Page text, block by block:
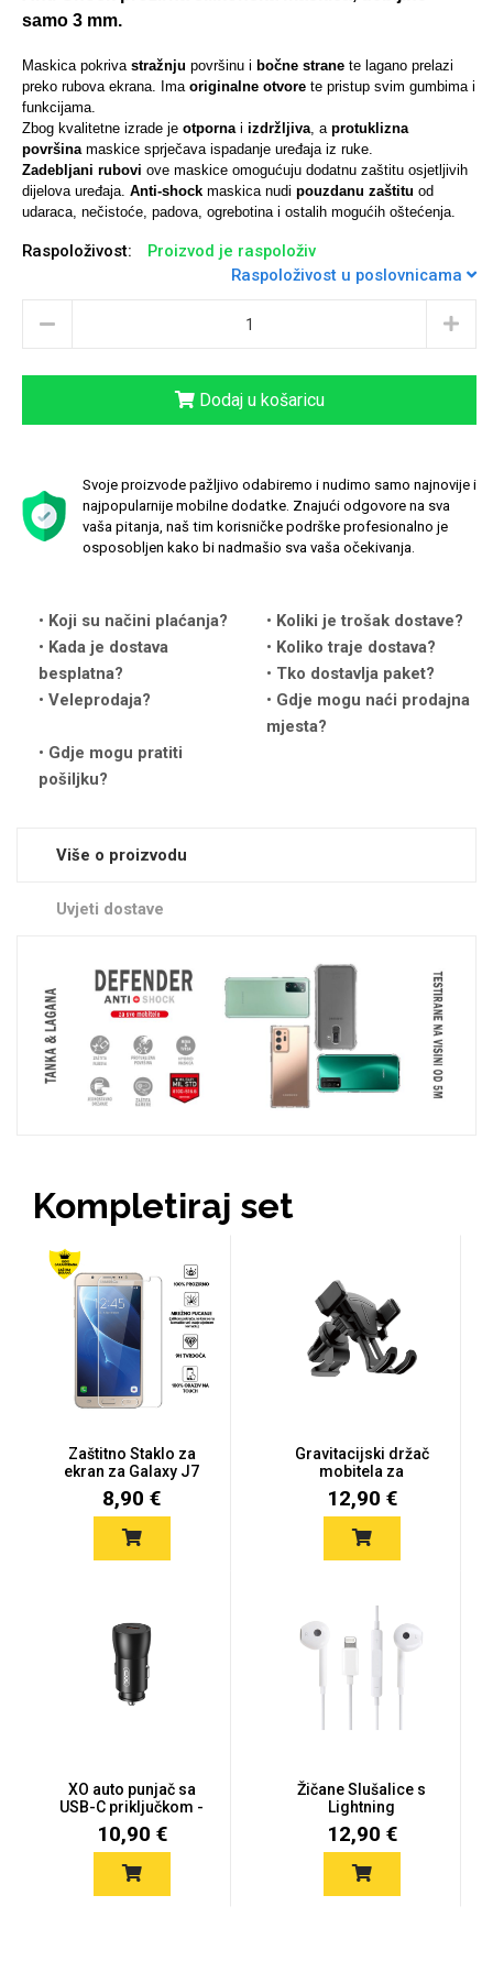
samo 3 mm.
Maskica pokriva stražnju površinu i bočne strane te lagano prelazi
preko rubova ekrana. Ima originalne otvore te pristup svim gumbima i
funkcijama.
Zbog kvalitetne izrade je otpornai izdržljiva, a protuklizna
površinamaskice sprječava ispadanje uređaja iz ruke.
Zadebljani rubovi ove maskice omogućuju dodatnu zaštitu osjetljivih
dijelova uređaja. Anti-shock maskica nudi pouzdanu zaštitu od
udaraca, nečistoće, padova, ogrebotina i ostalih mogućih oštećenja.
Raspoloživost:
Proizvod je raspoloživ
Raspoloživost u poslovnicama
Dodaj u košaricu
Svoje proizvode pažljivo odabiremo i nudimo samo najnovije i
najpopularnije mobilne dodatke. Znajući odgovore na sva
vaša pitanja, naš tim korisničke podrške profesionalno je
osposobljen kako bi nadmašio sva vaša očekivanja.
Koji su načini plaćanja?
Koliki je trošak dostave?
Kada je dostava
besplatna?
Koliko traje dostava?
Tko dostavlja paket?
Veleprodaja?
Gdje mogu naći prodajna
mjesta?
Gdje mogu pratiti
pošiljku?
Više o proizvodu
Uvjeti dostave
Kompletiraj set
Zaštitno Staklo za
ekran za Galaxy J7
(2016) (...
8,90 €
Gravitacijski držač
mobitela za
ventilaciju
12,90 €
XO auto punjač sa
USB-C priključkom -
25W - cr...
10,90 €
Žičane Slušalice s
Lightning
konektorom
12,90 €
Sleng Feel Good
Love motivi I Need Some Space
Zodiac Halloween
Monogrami Dječji motivi
Za njega
Svijet životinja Auto - Moto motivi
Mandale / Cvjetni
motivi
Citati & Stihovi
Univerzalne futrole i
maskice
Preklopne maskice